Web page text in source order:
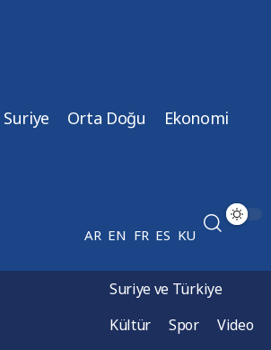
Suriye Orta Doğu Ekonomi
AR EN FR ES KU
Suriye ve Türkiye
Kültür
Spor
Video